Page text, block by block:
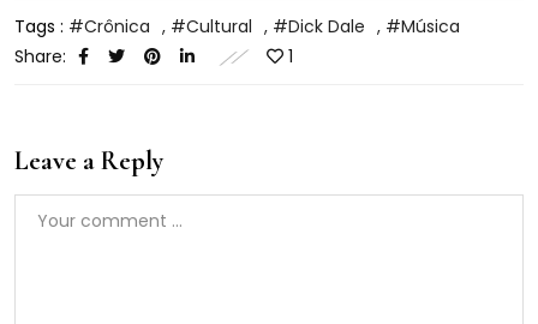
Tags : Crônica , Cultural , Dick Dale ,
Música
Share:
1
Leave a Reply